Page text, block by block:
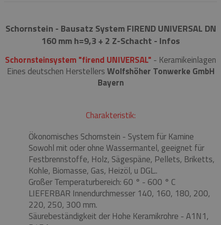
Schornstein - Bausatz System FIREND UNIVERSAL DN
160 mm h=9,3 + 2 Z-Schacht - Infos
Schornsteinsystem "firend UNIVERSAL" - Keramikeinlagen
Eines deutschen HerstellersWolfshöher Tonwerke GmbH
Bayern
Charakteristik:
Ökonomisches Schornstein - System für Kamine
Sowohl mit oder ohne Wassermantel, geeignet für
Festbrennstoffe, Holz, Sägespäne, Pellets, Briketts,
Kohle, Biomasse, Gas, Heizöl, u DGL..
Großer Temperaturbereich: 60 ° - 600 ° C
LIEFERBAR Innendurchmesser 140, 160, 180, 200,
220, 250, 300 mm.
Säurebeständigkeit der Hohe Keramikrohre - A1N1,